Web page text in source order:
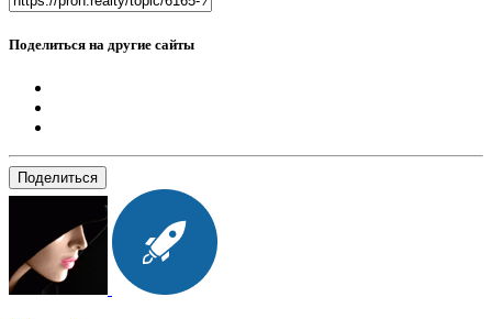
Поделиться на другие сайты
Поделиться